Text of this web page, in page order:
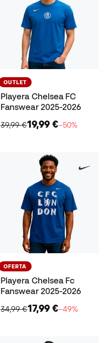
OUTLET
Playera Chelsea FC
Fanswear 2025-2026
39,99 €19,99 €−50%
OFERTA
Playera Chelsea Fc
Fanswear 2025-2026
34,99 €17,99 €−49%